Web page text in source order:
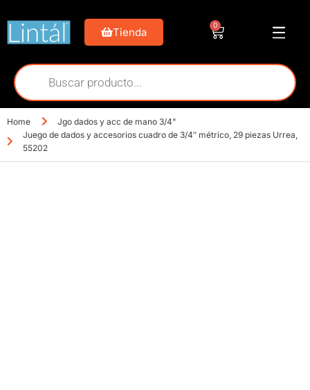
Tienda
0
Home
Jgo dados y acc de mano 3/4"
Juego de dados y accesorios cuadro de 3/4″ métrico, 29 piezas Urrea,
55202